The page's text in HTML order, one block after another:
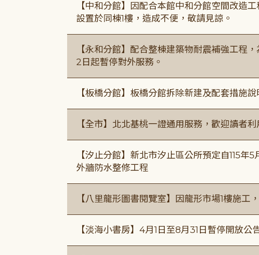
【中和分館】因配合本館中和分館空間改造
設置於同棟1樓，造成不便，敬請見諒。
【永和分館】配合整棟建築物耐震補強工程
2日起暫停對外服務。
【板橋分館】板橋分館拆除新建及配套措施說
【全市】北北基桃一證通用服務，歡迎讀者利
【汐止分館】新北市汐止區公所預定自115年
外牆防水整修工程
【八里龍形圖書閱覽室】因龍形市場1樓施工
【淡海小書房】4月1日至8月31日暫停開放公